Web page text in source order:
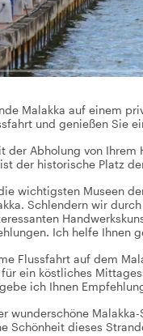
Malakka auf einem
und genießen Sie
der Abholung von
der historische Platz
wichtigsten Museen
Schlendern wir
Ich helfe Ihnen
Flussfahrt auf dem
ein köstliches
ich Ihnen
wunderschöne
Schönheit dieses